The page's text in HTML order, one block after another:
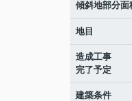
傾斜地部分面
地目
造成工事
完了予定
建築条件